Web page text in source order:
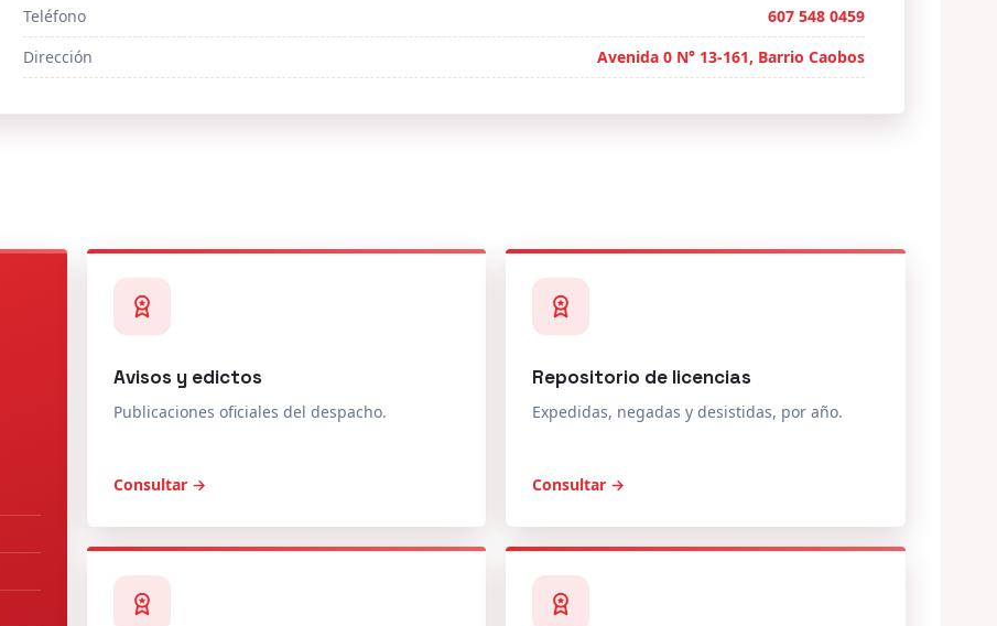
Teléfono
607 548 0459
Dirección
Avenida 0 N° 13-161, Barrio Caobos
Avisos y edictos
Publicaciones oficiales del despacho.
Consultar →
Repositorio de licencias
Expedidas, negadas y desistidas, por año.
Consultar →